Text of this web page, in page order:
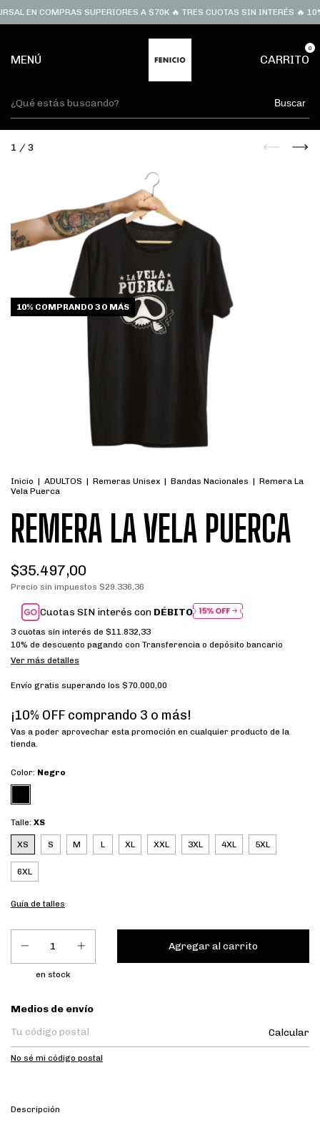
EN COMPRAS SUPERIORES A $70K 🔥 TRES CUOTAS SIN INTERÉS 🔥
MENÚ CARRITO
0
Buscar
1 / 3
10% COMPRANDO 3 O MÁS
Inicio | ADULTOS | Remeras Unisex | Bandas Nacionales | Remera La
Vela Puerca
REMERA LA VELA PUERCA
$35.497,00
Precio sin impuestos $29.336,36
Cuotas SIN interés con DÉBITO
3 cuotas sin interés de $11.832,33
10% de descuento pagando con Transferencia o depósito bancario
Ver más detalles
Envío gratis superando los $70.000,00
¡10% OFF comprando 3 o más!
Vas a poder aprovechar esta promoción en cualquier producto de la
tienda.
Color: Negro
Talle: XS
XS S M L XL XXL 3XL 4XL 5XL
6XL
Guía de talles
en stock
Entregas para el CP:
Medios de envío
Calcular
No sé mi código postal
Descripción